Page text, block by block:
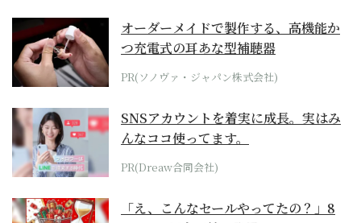
オーダーメイドで製作する、高機能か
つ充電式の耳あな型補聴器
PR(ソノヴァ・ジャパン株式会社)
SNSアカウントを着実に成長。実はみ
んなココ使ってます。
PR(Dreaw合同会社)
「え、こんなセールやってたの？」8